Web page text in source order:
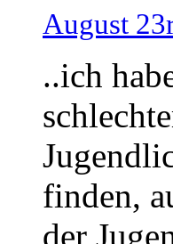
August
..ich
finden,
der